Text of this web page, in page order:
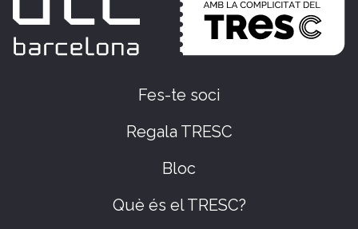
Fes-te soci
Regala TRESC
Bloc
Què és el TRESC?